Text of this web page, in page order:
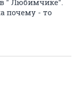
" Любимчике".
почему - то